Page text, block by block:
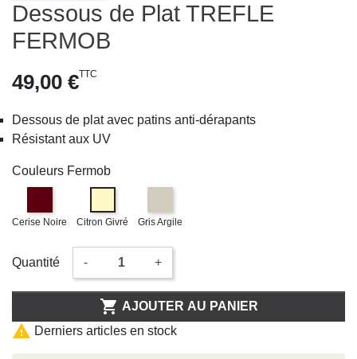
Dessous de Plat TREFLE
FERMOB
49,00 €TTC
Dessous de plat avec patins anti-dérapants
Résistant aux UV
Couleurs Fermob
Cerise Noire Citron Givré Gris Argile
Quantité - +
 AJOUTER AU PANIER
 Derniers articles en stock